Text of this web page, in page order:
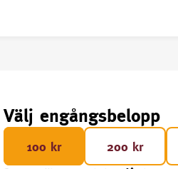
Välj engångsbelopp
100 kr 200 kr